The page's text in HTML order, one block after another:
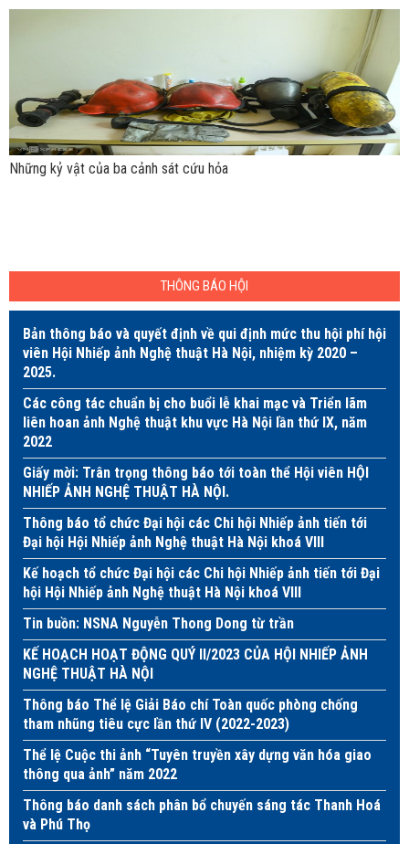
Những kỷ vật của ba cảnh sát cứu hỏa
THÔNG BÁO HỘI
Bản thông báo và quyết định về qui định mức thu hội phí hội
viên Hội Nhiếp ảnh Nghệ thuật Hà Nội, nhiệm kỳ 2020 –
2025.
Các công tác chuẩn bị cho buổi lễ khai mạc và Triển lãm
liên hoan ảnh Nghệ thuật khu vực Hà Nội lần thứ IX, năm
2022
Giấy mời: Trân trọng thông báo tới toàn thể Hội viên HỘI
NHIẾP ẢNH NGHỆ THUẬT HÀ NỘI.
Thông báo tổ chức Đại hội các Chi hội Nhiếp ảnh tiến tới
Đại hội Hội Nhiếp ảnh Nghệ thuật Hà Nội khoá VIII
Kế hoạch tổ chức Đại hội các Chi hội Nhiếp ảnh tiến tới Đại
hội Hội Nhiếp ảnh Nghệ thuật Hà Nội khoá VIII
Tin buồn: NSNA Nguyễn Thong Dong từ trần
KẾ HOẠCH HOẠT ĐỘNG QUÝ II/2023 CỦA HỘI NHIẾP ẢNH
NGHỆ THUẬT HÀ NỘI
Thông báo Thể lệ Giải Báo chí Toàn quốc phòng chống
tham nhũng tiêu cực lần thứ IV (2022-2023)
Thể lệ Cuộc thi ảnh “Tuyên truyền xây dựng văn hóa giao
thông qua ảnh” năm 2022
Thông báo danh sách phân bổ chuyến sáng tác Thanh Hoá
và Phú Thọ